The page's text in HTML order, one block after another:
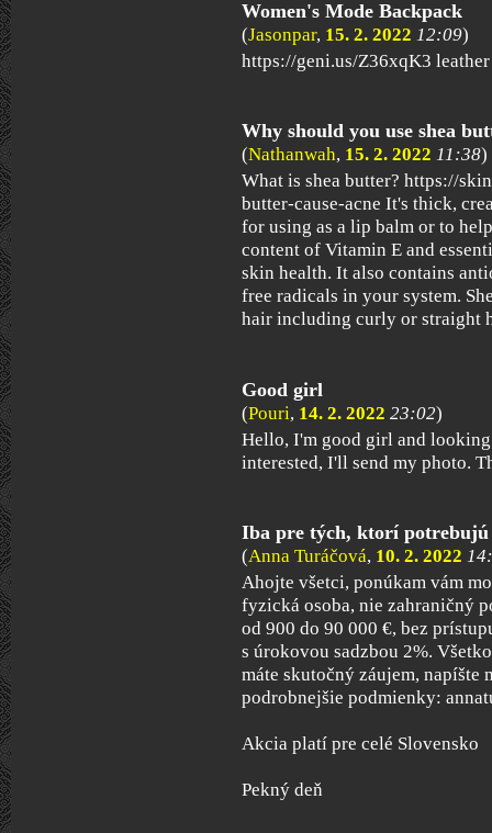
Women's Mode Backpack
(Jasonpar, 15. 2. 2022 12:09)
https://geni.us/Z36xqK3
Why should you use shea
(Nathanwah, 15. 2. 2022 11:38)
What is shea butter? https://
butter-cause-acne It's thick,
for using as a lip balm or to
content of Vitamin E and
skin health. It also contains
free radicals in your system.
hair including curly or straight
Good girl
(Pouri, 14. 2. 2022 23:02)
Hello, I'm good girl and
interested, I'll send my photo.
Iba pre tých, ktorí potrebujú
(Anna Turáčová, 10. 2. 2022
Ahojte všetci, ponúkam vám
fyzická osoba, nie zahraničný
od 900 do 90 000 €, bez
s úrokovou sadzbou 2%.
máte skutočný záujem, napíšte
podrobnejšie podmienky:
Akcia platí pre celé Slovensko
Pekný deň